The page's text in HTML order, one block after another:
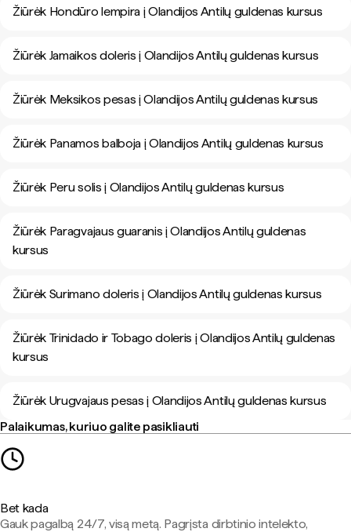
Žiūrėk Hondūro lempira į Olandijos Antilų guldenas kursus
Žiūrėk Jamaikos doleris į Olandijos Antilų guldenas kursus
Žiūrėk Meksikos pesas į Olandijos Antilų guldenas kursus
Žiūrėk Panamos balboja į Olandijos Antilų guldenas kursus
Žiūrėk Peru solis į Olandijos Antilų guldenas kursus
Žiūrėk Paragvajaus guaranis į Olandijos Antilų guldenas
kursus
Žiūrėk Surimano doleris į Olandijos Antilų guldenas kursus
Žiūrėk Trinidado ir Tobago doleris į Olandijos Antilų guldenas
kursus
Žiūrėk Urugvajaus pesas į Olandijos Antilų guldenas kursus
Palaikumas, kuriuo galite pasikliauti
Bet kada
Gauk pagalbą 24/7, visą metą. Pagrįsta dirbtinio intelekto,